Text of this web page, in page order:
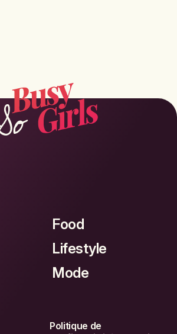
Food
Lifestyle
Mode
Politique de